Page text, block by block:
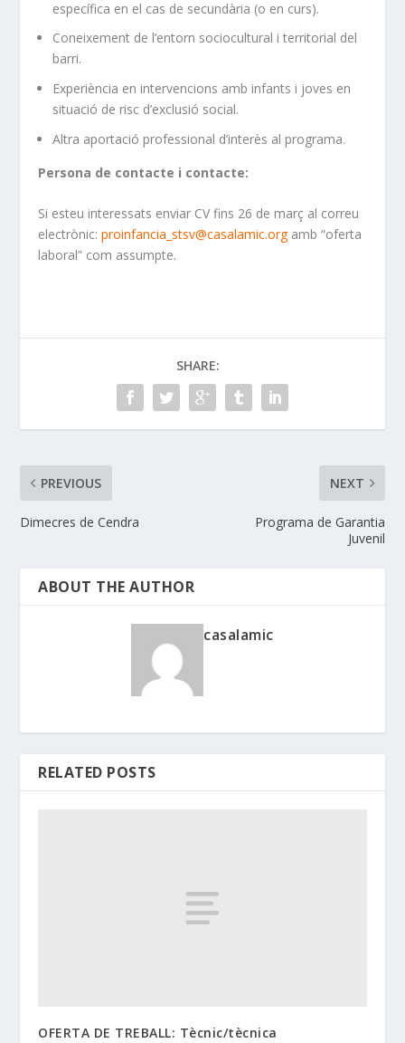
específica en el cas de secundària (o en curs).
Coneixement de l’entorn sociocultural i territorial del
barri.
Experiència en intervencions amb infants i joves en
situació de risc d’exclusió social.
Altra aportació professional d’interès al programa.
Persona de contacte i contacte:
Si esteu interessats enviar CV fins 26 de març al correu
electrònic:proinfancia_stsv@casalamic.orgamb “oferta
laboral” com assumpte.
SHARE:
PREVIOUS
Dimecres de Cendra
NEXT
Programa de Garantia
Juvenil
ABOUT THE AUTHOR
casalamic
RELATED POSTS
OFERTA DE TREBALL: Tècnic/tècnica